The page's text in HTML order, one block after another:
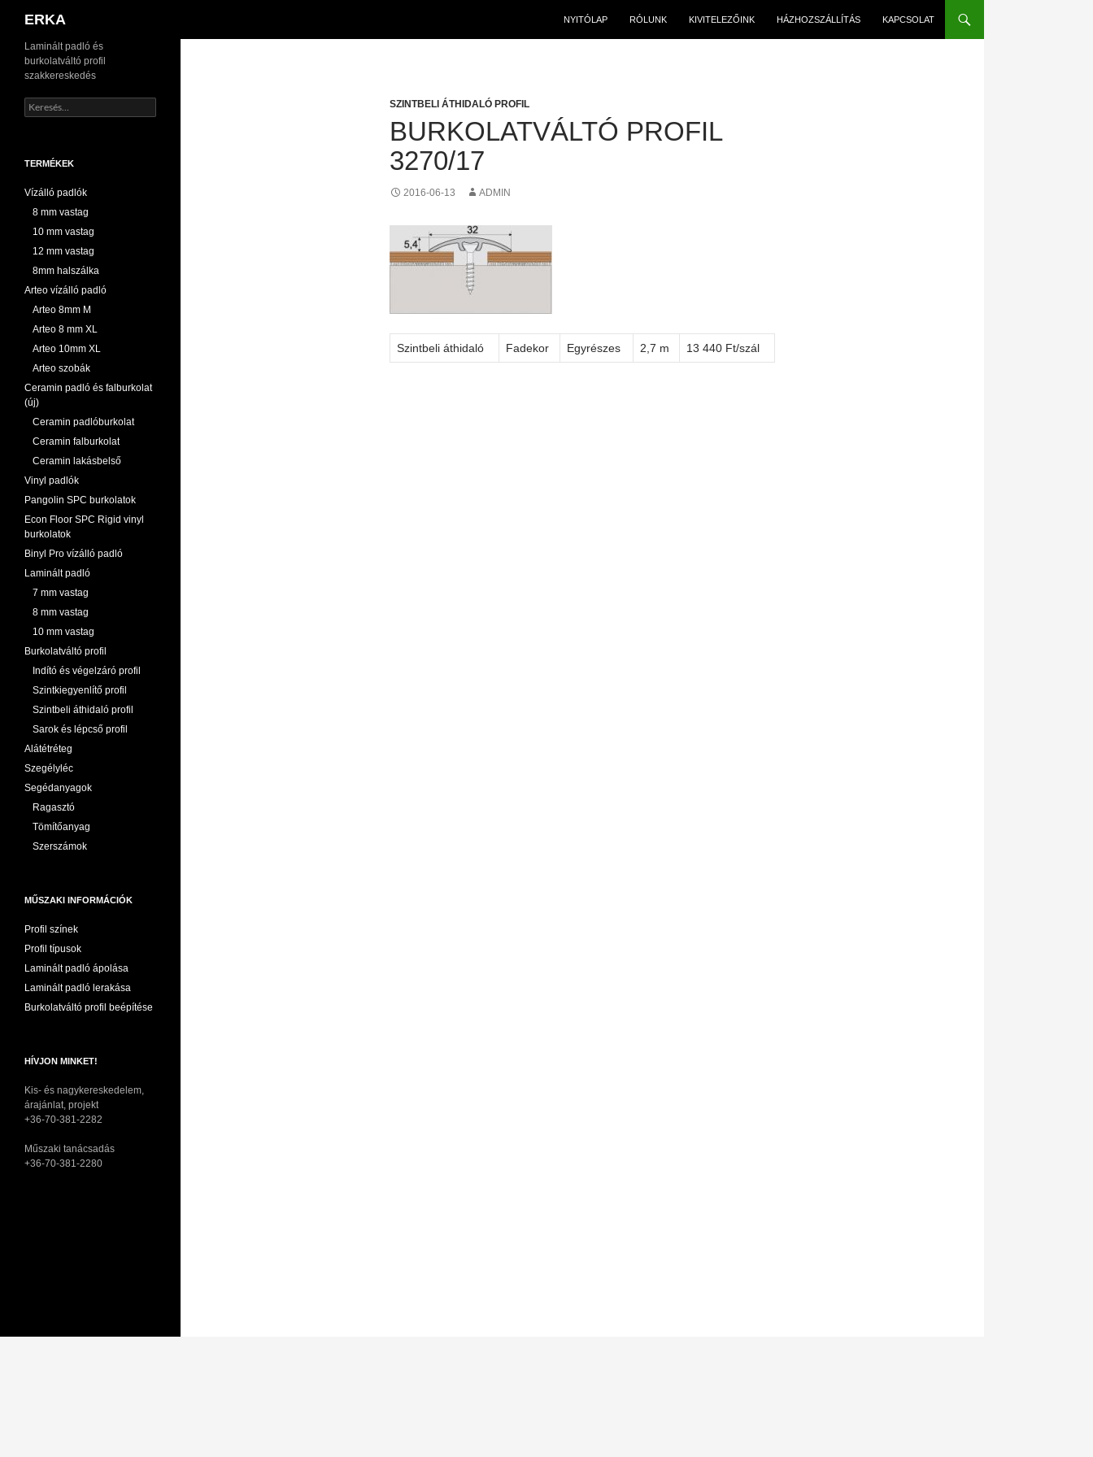
Kilépés
ERKA NYITÓLAP RÓLUNK KIVITELEZŐINK HÁZHOZSZÁLLÍTÁS KAPCSOLAT
SZINTBELI ÁTHIDALÓ PROFIL
BURKOLATVÁLTÓ PROFIL
3270/17
2016-06-13 ADMIN
Szintbeli áthidaló Fadekor Egyrészes 2,7 m 13 440 Ft/szál
Laminált padló és
burkolatváltó profil
szakkereskedés
Keresés:
TERMÉKEK
Vízálló padlók
8 mm vastag
10 mm vastag
12 mm vastag
8mm halszálka
Arteo vízálló padló
Arteo 8mm M
Arteo 8 mm XL
Arteo 10mm XL
Arteo szobák
Ceramin padló és falburkolat
(új)
Ceramin padlóburkolat
Ceramin falburkolat
Ceramin lakásbelső
Vinyl padlók
Pangolin SPC burkolatok
Econ Floor SPC Rigid vinyl
burkolatok
Binyl Pro vízálló padló
Laminált padló
7 mm vastag
8 mm vastag
10 mm vastag
Burkolatváltó profil
Indító és végelzáró profil
Szintkiegyenlítő profil
Szintbeli áthidaló profil
Sarok és lépcső profil
Alátétréteg
Szegélyléc
Segédanyagok
Ragasztó
Tömítőanyag
Szerszámok
MŰSZAKI INFORMÁCIÓK
Profil színek
Profil típusok
Laminált padló ápolása
Laminált padló lerakása
Burkolatváltó profil beépítése
HÍVJON MINKET!
Kis- és nagykereskedelem,
árajánlat, projekt
+36-70-381-2282
Műszaki tanácsadás
+36-70-381-2280